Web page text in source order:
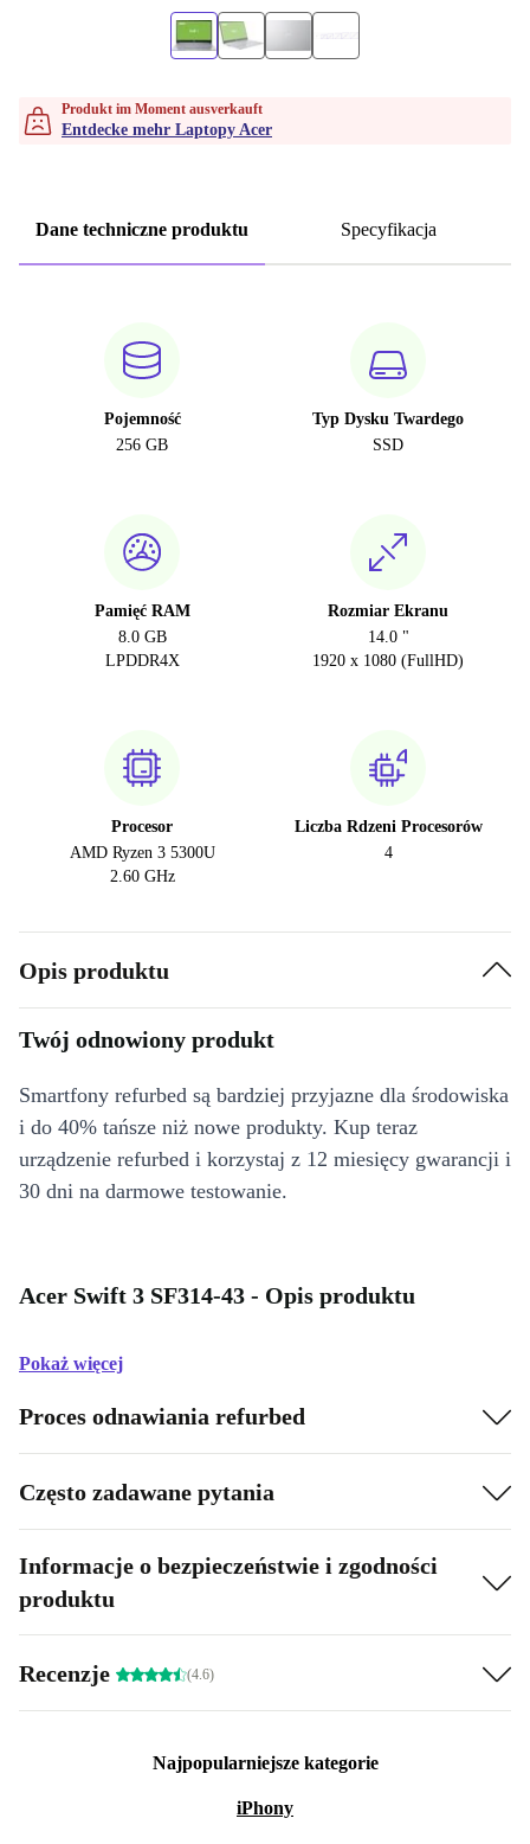
Produkt im Moment ausverkauft
Entdecke mehr Laptopy Acer
Dane techniczne produktu Specyfikacja
Pojemność
256 GB
Typ Dysku Twardego
SSD
Pamięć RAM
8.0 GB
LPDDR4X
Rozmiar Ekranu
14.0 "
1920 x 1080 (FullHD)
Procesor
AMD Ryzen 3 5300U
2.60 GHz
Liczba Rdzeni Procesorów
4
Opis produktu
Twój odnowiony produkt
Smartfony refurbed są bardziej przyjazne dla środowiska
i do 40% tańsze niż nowe produkty. Kup teraz
urządzenie refurbed i korzystaj z 12 miesięcy gwarancji i
30 dni na darmowe testowanie.
Acer Swift 3 SF314-43 - Opis produktu
Pokaż więcej
Proces odnawiania refurbed
Często zadawane pytania
Informacje o bezpieczeństwie i zgodności
produktu
Recenzje (4.6)
Najpopularniejsze kategorie
iPhony